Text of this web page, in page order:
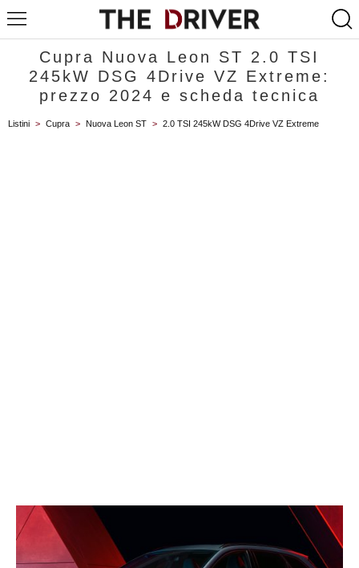
Cupra Nuova Leon ST 2.0 TSI
245kW DSG 4Drive VZ Extreme:
prezzo 2024 e scheda tecnica
Listini > Cupra > Nuova Leon ST > 2.0 TSI 245kW DSG 4Drive VZ Extreme